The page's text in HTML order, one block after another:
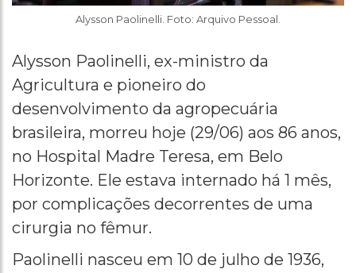
Alysson Paolinelli. Foto: Arquivo Pessoal.
Alysson Paolinelli, ex-ministro da
Agricultura e pioneiro do
desenvolvimento da agropecuária
brasileira, morreu hoje (29/06) aos 86 anos,
no Hospital Madre Teresa, em Belo
Horizonte. Ele estava internado há 1 mês,
por complicações decorrentes de uma
cirurgia no fêmur.
Paolinelli nasceu em 10 de julho de 1936,